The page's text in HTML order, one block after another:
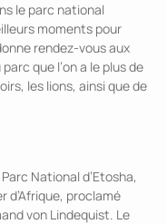
le parc national
moments pour
rendez-vous aux
que l’on a le plus de
les lions, ainsi que de
National d’Etosha,
d’Afrique, proclamé
von Lindequist. Le